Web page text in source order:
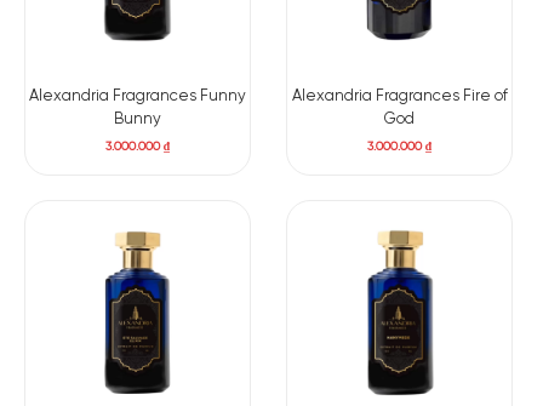
Alexandria Fragrances Funny
Bunny
3.000.000₫
Alexandria Fragrances Fire of
God
3.000.000₫